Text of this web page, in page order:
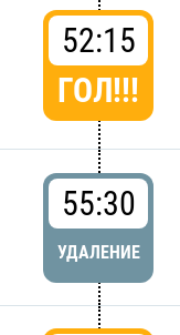
52:15
ГОЛ!!!
55:30
УДАЛЕНИЕ